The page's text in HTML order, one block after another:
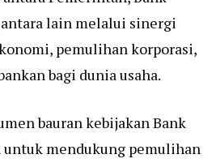
antara lain melalui sinergi
pemulihan korporasi,
bagi dunia usaha.
bauran kebijakan Bank
mendukung pemulihan